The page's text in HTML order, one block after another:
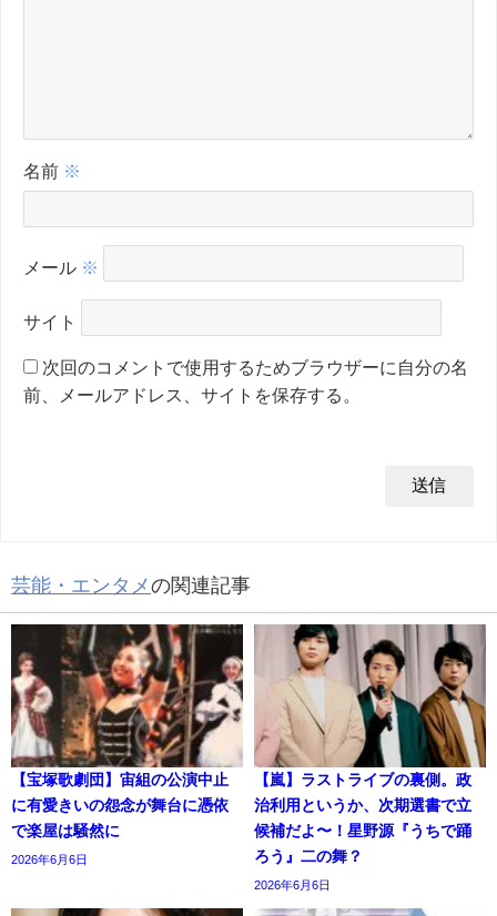
名前 ※
メール ※
サイト
次回のコメントで使用するためブラウザーに自分の名
前、メールアドレス、サイトを保存する。
芸能・エンタメの関連記事
【宝塚歌劇団】宙組の公演中止
に有愛きいの怨念が舞台に憑依
で楽屋は騒然に
2026年6月6日
【嵐】ラストライブの裏側。政
治利用というか、次期選書で立
候補だよ〜！星野源『うちで踊
ろう』二の舞？
2026年6月6日